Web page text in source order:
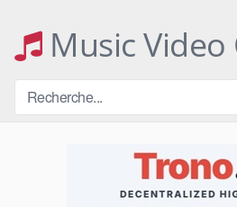
contentMusic Video